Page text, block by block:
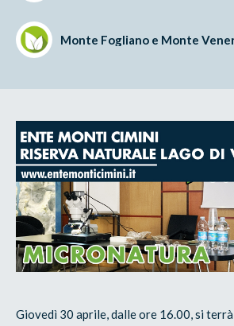
Monte Fogliano e Monte
Giovedì 30 aprile, dalle ore 16.00, si